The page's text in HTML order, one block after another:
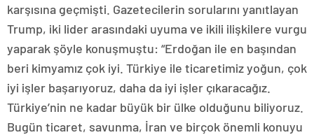
karşısına geçmişti. Gazetecilerin sorularını yanıtlayan
Trump, iki lider arasındaki uyuma ve ikili ilişkilere vurgu
yaparak şöyle konuşmuştu: “Erdoğan ile en başından
beri kimyamız çok iyi. Türkiye ile ticaretimiz yoğun, çok
iyi işler başarıyoruz, daha da iyi işler çıkaracağız.
Türkiye’nin ne kadar büyük bir ülke olduğunu biliyoruz.
Bugün ticaret, savunma, İran ve birçok önemli konuyu